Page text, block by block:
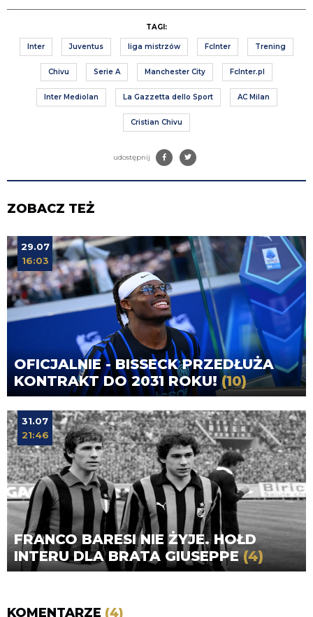
TAGI:
Inter Juventus liga mistrzów FcInter Trening
Chivu Serie A Manchester City FcInter.pl
Inter Mediolan La Gazzetta dello Sport AC Milan
Cristian Chivu
udostępnij
ZOBACZ TEŻ
OFICJALNIE - BISSECK PRZEDŁUŻA
KONTRAKT DO 2031 ROKU!(10)
29.07
16:03
FRANCO BARESI NIE ŻYJE. HOŁD
INTERU DLA BRATA GIUSEPPE(4)
31.07
21:46
KOMENTARZE (4)